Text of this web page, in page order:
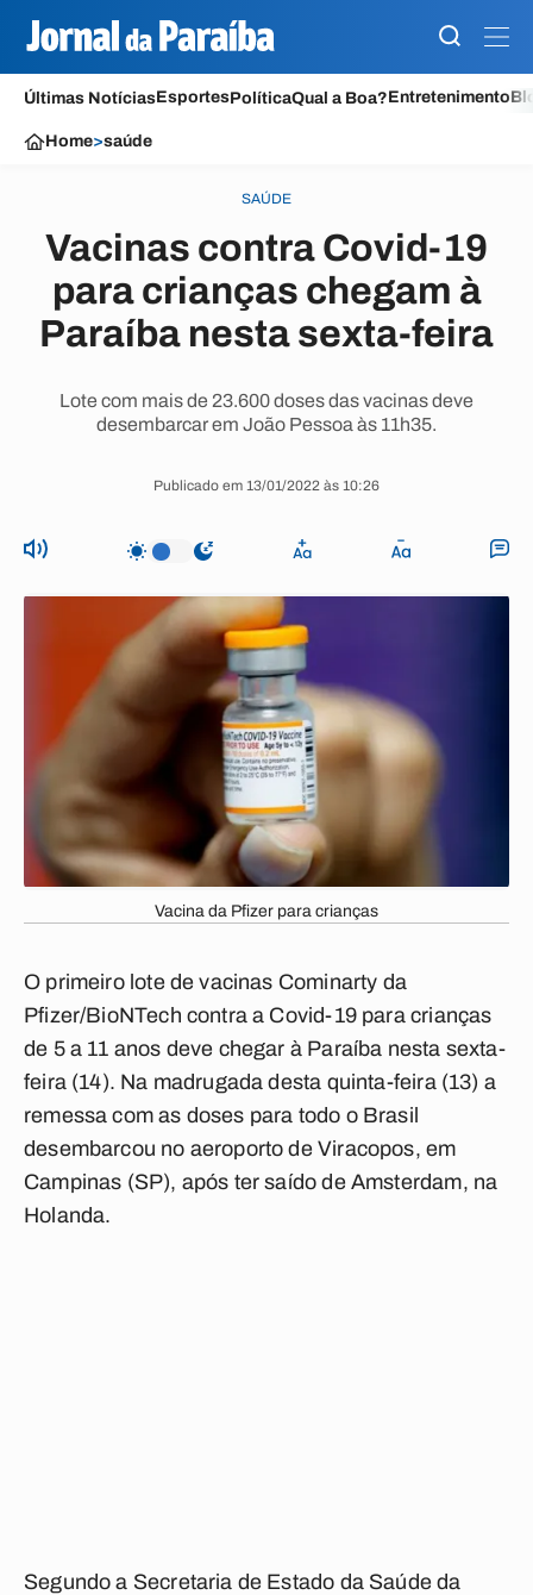
Últimas NotíciasEsportesPolíticaQual a Boa?Entretenimento
Home>saúde
SAÚDE
Vacinas contra Covid-19
para crianças chegam à
Paraíba nesta sexta-feira
Lote com mais de 23.600 doses das vacinas deve
desembarcar em João Pessoa às 11h35.
Publicado em 13/01/2022 às 10:26
Vacina da Pfizer para crianças
O primeiro lote de vacinas Cominarty da
Pfizer/BioNTech contra a Covid-19 para crianças
de 5 a 11 anos deve chegar à Paraíba nesta sexta-
feira (14). Na madrugada desta quinta-feira (13) a
remessa com as doses para todo o Brasil
desembarcou no aeroporto de Viracopos, em
Campinas (SP), após ter saído de Amsterdam, na
Holanda.
Segundo a Secretaria de Estado da Saúde da